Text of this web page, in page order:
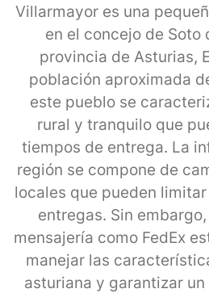
Villarmayor es una
en el concejo de Soto
provincia de Asturias,
población aproximada
este pueblo se
rural y tranquilo que
tiempos de entrega. La
región se compone de
locales que pueden
entregas. Sin
mensajería como FedEx
manejar las
asturiana y garantizar